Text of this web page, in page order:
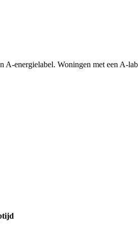
A-energielabel. Woningen met een A-